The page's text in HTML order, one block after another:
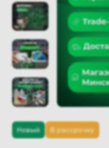
Новый В рассрочку